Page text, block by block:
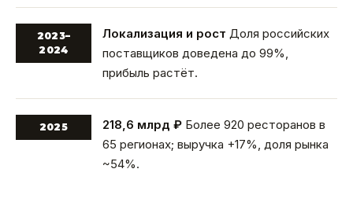
2023–
2024
Локализация и рост Доля российских
поставщиков доведена до 99%,
прибыль растёт.
2025 218,6 млрд ₽ Более 920 ресторанов в
65 регионах; выручка +17%, доля рынка
~54%.